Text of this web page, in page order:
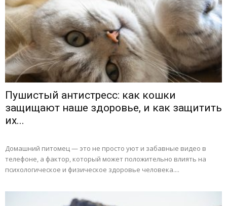
Пушистый антистресс: как кошки
защищают наше здоровье, и как защитить
их...
Домашний питомец — это не просто уют и забавные видео в
телефоне, а фактор, который может положительно влиять на
психологическое и физическое здоровье человека....